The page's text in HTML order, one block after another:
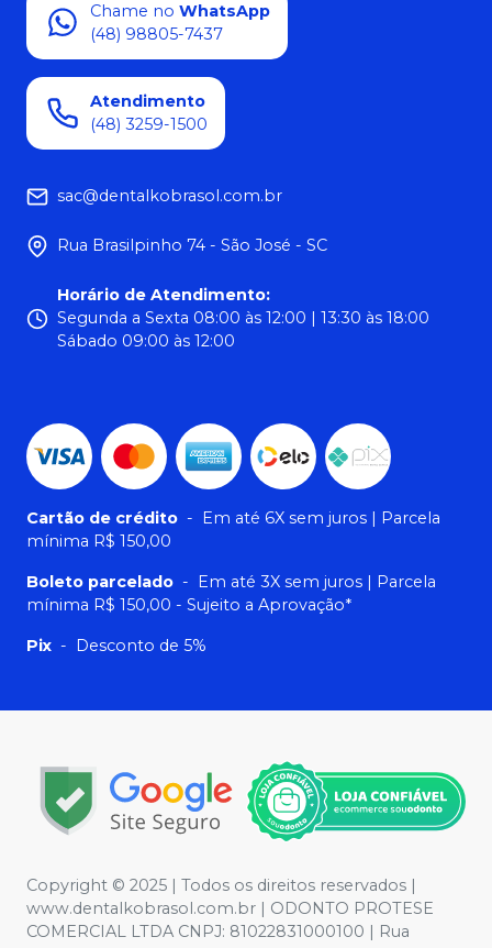
Chame no WhatsApp
(48) 98805-7437
Atendimento
(48) 3259-1500
sac@dentalkobrasol.com.br
Rua Brasilpinho 74 - São José - SC
Horário de Atendimento:
Segunda a Sexta 08:00 às 12:00 | 13:30 às 18:00
Sábado 09:00 às 12:00
Cartão de crédito - Em até 6X sem juros | Parcela
mínima R$ 150,00
Boleto parcelado - Em até 3X sem juros | Parcela
mínima R$ 150,00 - Sujeito a Aprovação*
Pix - Desconto de 5%
Copyright © 2025 | Todos os direitos reservados |
www.dentalkobrasol.com.br | ODONTO PROTESE
COMERCIAL LTDA CNPJ: 81022831000100 | Rua